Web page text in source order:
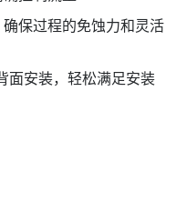
保过程的免蚀力和灵活
面安装，轻松满足安装